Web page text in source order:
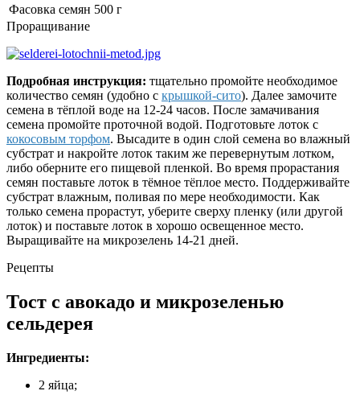
Фасовка семян 500 г
Проращивание
Подробная инструкция: тщательно промойте необходимое
количество семян (удобно с крышкой-сито). Далее замочите
семена в тёплой воде на 12-24 часов. После замачивания
семена промойте проточной водой. Подготовьте лоток с
кокосовым торфом. Высадите в один слой семена во влажный
субстрат и накройте лоток таким же перевернутым лотком,
либо оберните его пищевой пленкой. Во время прорастания
семян поставьте лоток в тёмное тёплое место. Поддерживайте
субстрат влажным, поливая по мере необходимости. Как
только семена прорастут, уберите сверху пленку (или другой
лоток) и поставьте лоток в хорошо освещенное место.
Выращивайте на микрозелень 14-21 дней.
Рецепты
Тост с авокадо и микрозеленью
сельдерея
Ингредиенты:
2 яйца;